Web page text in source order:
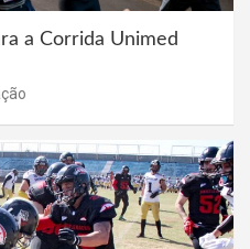
a Corrida Unimed